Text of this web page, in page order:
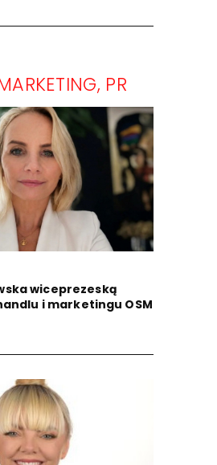
PR
wiceprezeską
i marketingu OSM